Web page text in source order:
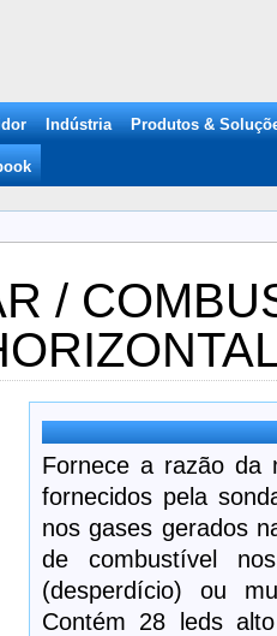
Indústria Produtos &
/
Fornece a razão da
fornecidos pela
nos gases gerados
de combustível
(desperdício) ou
Contém 28 leds